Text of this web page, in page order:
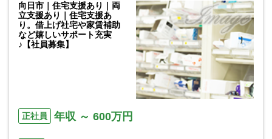
向日市｜住宅支援あり｜両
立支援あり｜住宅支援あ
り。借上げ社宅や家賃補助
など嬉しいサポート充実
♪【社員募集】
正社員 年収 ～ 600万円